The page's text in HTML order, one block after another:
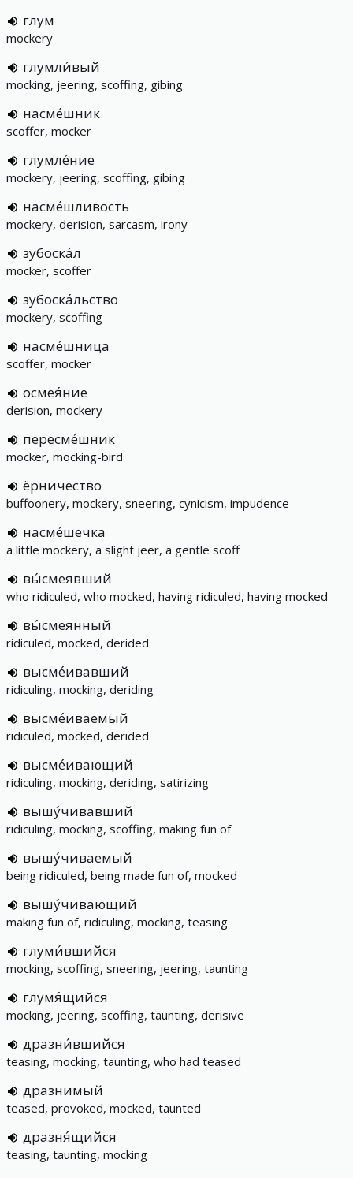
глум
mockery
глумли́вый
mocking, jeering, scoffing, gibing
насме́шник
scoffer, mocker
глумле́ние
mockery, jeering, scoffing, gibing
насме́шливость
mockery, derision, sarcasm, irony
зубоска́л
mocker, scoffer
зубоска́льство
mockery, scoffing
насме́шница
scoffer, mocker
осмея́ние
derision, mockery
пересме́шник
mocker, mocking-bird
ёрничество
buffoonery, mockery, sneering, cynicism, impudence
насме́шечка
a little mockery, a slight jeer, a gentle scoff
вы́смеявший
who ridiculed, who mocked, having ridiculed, having mocked
вы́смеянный
ridiculed, mocked, derided
высме́ивавший
ridiculing, mocking, deriding
высме́иваемый
ridiculed, mocked, derided
высме́ивающий
ridiculing, mocking, deriding, satirizing
вышу́чивавший
ridiculing, mocking, scoffing, making fun of
вышу́чиваемый
being ridiculed, being made fun of, mocked
вышу́чивающий
making fun of, ridiculing, mocking, teasing
глуми́вшийся
mocking, scoffing, sneering, jeering, taunting
глумя́щийся
mocking, jeering, scoffing, taunting, derisive
дразни́вшийся
teasing, mocking, taunting, who had teased
дразнимый
teased, provoked, mocked, taunted
дразня́щийся
teasing, taunting, mocking